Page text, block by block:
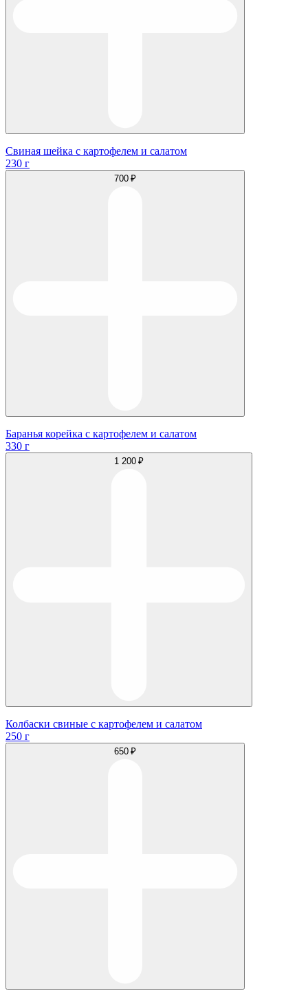
Свиная шейка с картофелем и салатом
230 г
700 ₽
Баранья корейка с картофелем и салатом
330 г
1 200 ₽
Колбаски свиные с картофелем и салатом
250 г
650 ₽